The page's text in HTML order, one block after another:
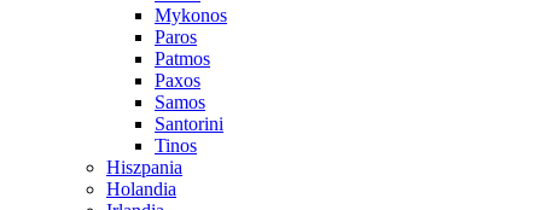
Mykonos
Paros
Patmos
Paxos
Samos
Santorini
Tinos
Hiszpania
Holandia